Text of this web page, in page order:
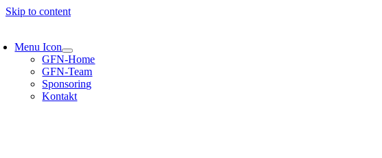
Skip to content
Menu Icon
GFN-Home
GFN-Team
Sponsoring
Kontakt